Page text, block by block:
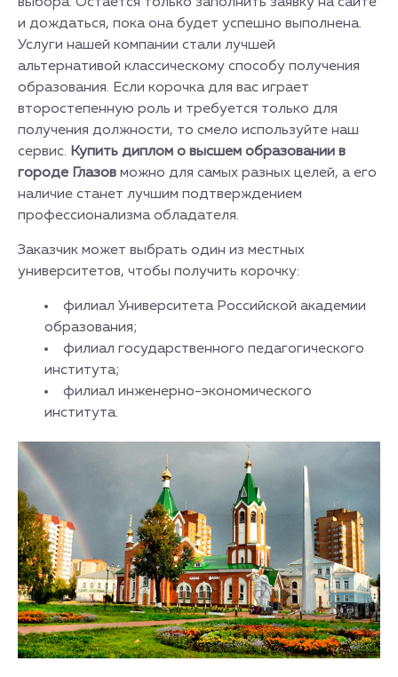
и дождаться, пока она будет успешно выполнена.
Услуги нашей компании стали лучшей
альтернативой классическому способу получения
образования. Если корочка для вас играет
второстепенную роль и требуется только для
получения должности, то смело используйте наш
сервис. Купить диплом о высшем образовании в
городе Глазов можно для самых разных целей, а его
наличие станет лучшим подтверждением
профессионализма обладателя.
Заказчик может выбрать один из местных
университетов, чтобы получить корочку:
филиал Университета Российской академии
образования;
филиал государственного педагогического
института;
филиал инженерно-экономического
института.